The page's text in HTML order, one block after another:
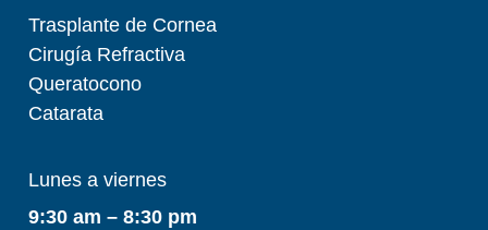
Trasplante de Cornea
Cirugía Refractiva
Queratocono
Catarata
Lunes a viernes
9:30 am – 8:30 pm